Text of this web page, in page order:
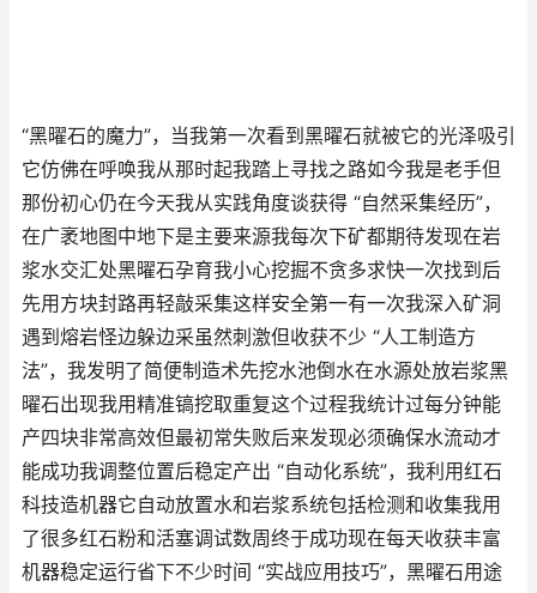
“黑曜石的魔力”，当我第一次看到黑曜石就被它的光泽吸引
它仿佛在呼唤我从那时起我踏上寻找之路如今我是老手但
那份初心仍在今天我从实践角度谈获得 “自然采集经历”，
在广袤地图中地下是主要来源我每次下矿都期待发现在岩
浆水交汇处黑曜石孕育我小心挖掘不贪多求快一次找到后
先用方块封路再轻敲采集这样安全第一有一次我深入矿洞
遇到熔岩怪边躲边采虽然刺激但收获不少 “人工制造方
法”，我发明了简便制造术先挖水池倒水在水源处放岩浆黑
曜石出现我用精准镐挖取重复这个过程我统计过每分钟能
产四块非常高效但最初常失败后来发现必须确保水流动才
能成功我调整位置后稳定产出 “自动化系统”，我利用红石
科技造机器它自动放置水和岩浆系统包括检测和收集我用
了很多红石粉和活塞调试数周终于成功现在每天收获丰富
机器稳定运行省下不少时间 “实战应用技巧”，黑曜石用途